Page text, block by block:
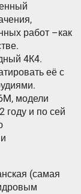
работ –как
4К4.
её с
модели
году и по сей
(самая